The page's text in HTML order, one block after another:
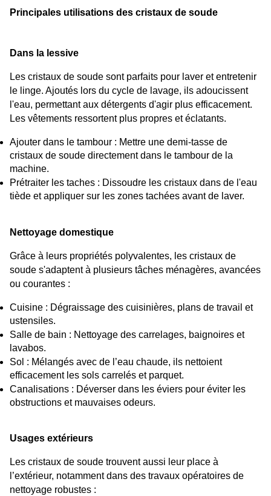
Principales utilisations des cristaux de soude
Dans la lessive
Les cristaux de soude sont parfaits pour laver et entretenir
le linge. Ajoutés lors du cycle de lavage, ils adoucissent
l'eau, permettant aux détergents d'agir plus efficacement.
Les vêtements ressortent plus propres et éclatants.
Ajouter dans le tambour : Mettre une demi-tasse de
cristaux de soude directement dans le tambour de la
machine.
Prétraiter les taches : Dissoudre les cristaux dans de l'eau
tiède et appliquer sur les zones tachées avant de laver.
Nettoyage domestique
Grâce à leurs propriétés polyvalentes, les cristaux de
soude s'adaptent à plusieurs tâches ménagères, avancées
ou courantes :
Cuisine : Dégraissage des cuisinières, plans de travail et
ustensiles.
Salle de bain : Nettoyage des carrelages, baignoires et
lavabos.
Sol : Mélangés avec de l’eau chaude, ils nettoient
efficacement les sols carrelés et parquet.
Canalisations : Déverser dans les éviers pour éviter les
obstructions et mauvaises odeurs.
Usages extérieurs
Les cristaux de soude trouvent aussi leur place à
l’extérieur, notamment dans des travaux opératoires de
nettoyage robustes :